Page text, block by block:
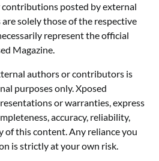
contributions posted by external
solely those of the respective
represent the official
Magazine.
authors or contributors is
purposes only. Xposed
or warranties, express
accuracy, reliability,
this content. Any reliance you
is strictly at your own risk.